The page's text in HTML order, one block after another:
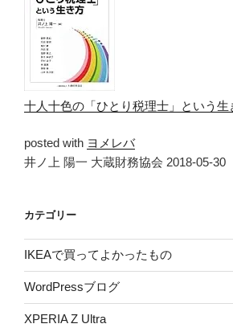
十人十色の「ひとり税理士」という生
posted with ヨメレバ
井ノ上 陽一 大蔵財務協会 2018-05-30
カテゴリー
IKEAで買ってよかったもの
WordPressブログ
XPERIA Z Ultra